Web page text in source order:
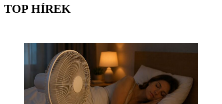
TOP HÍREK